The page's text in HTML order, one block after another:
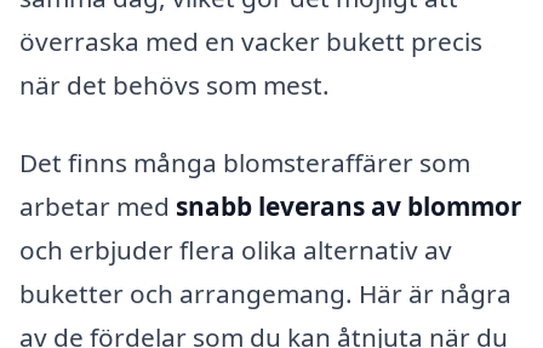
överraska med en vacker bukett precis
när det behövs som mest.
Det finns många blomsteraffärer som
arbetar med snabb leverans av blommor
och erbjuder flera olika alternativ av
buketter och arrangemang. Här är några
av de fördelar som du kan åtnjuta när du